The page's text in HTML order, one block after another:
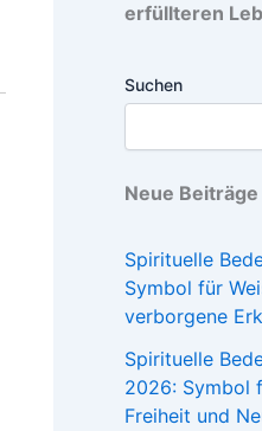
erfüllteren
Suchen
Neue Beiträge
Spirituelle
Symbol für
verborgene
Spirituelle
2026: Symbol
Freiheit und